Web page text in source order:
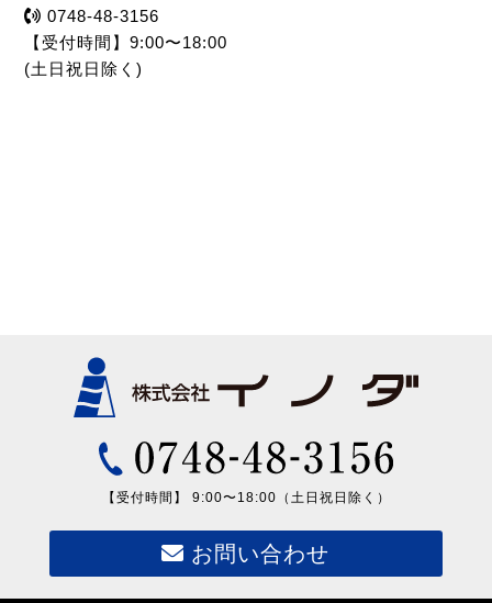
0748-48-3156
【受付時間】9:00〜18:00
(土日祝日除く)
【受付時間】 9:00〜18:00（土日祝日除く）
お問い合わせ